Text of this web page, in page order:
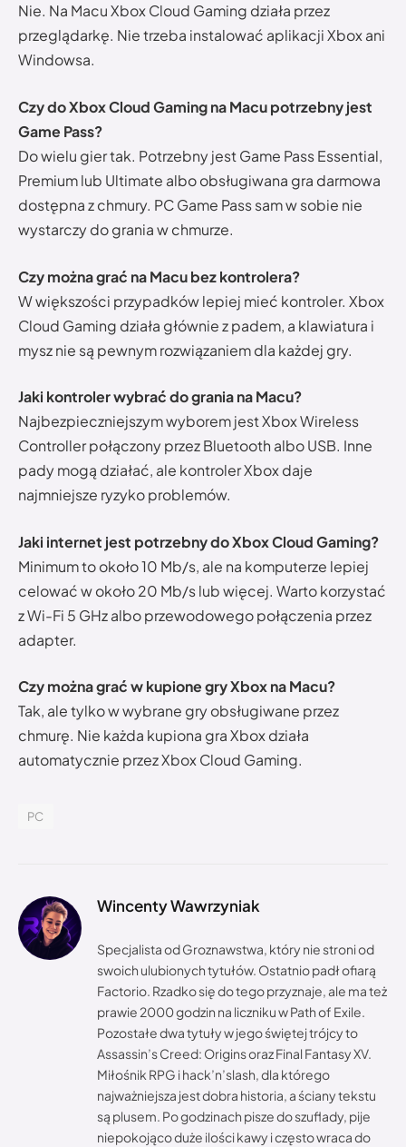
Nie. Na Macu Xbox Cloud Gaming działa przez
przeglądarkę. Nie trzeba instalować aplikacji Xbox ani
Windowsa.
Czy do Xbox Cloud Gaming na Macu potrzebny jest
Game Pass?
Do wielu gier tak. Potrzebny jest Game Pass Essential,
Premium lub Ultimate albo obsługiwana gra darmowa
dostępna z chmury. PC Game Pass sam w sobie nie
wystarczy do grania w chmurze.
Czy można grać na Macu bez kontrolera?
W większości przypadków lepiej mieć kontroler. Xbox
Cloud Gaming działa głównie z padem, a klawiatura i
mysz nie są pewnym rozwiązaniem dla każdej gry.
Jaki kontroler wybrać do grania na Macu?
Najbezpieczniejszym wyborem jest Xbox Wireless
Controller połączony przez Bluetooth albo USB. Inne
pady mogą działać, ale kontroler Xbox daje
najmniejsze ryzyko problemów.
Jaki internet jest potrzebny do Xbox Cloud Gaming?
Minimum to około 10 Mb/s, ale na komputerze lepiej
celować w około 20 Mb/s lub więcej. Warto korzystać
z Wi-Fi 5 GHz albo przewodowego połączenia przez
adapter.
Czy można grać w kupione gry Xbox na Macu?
Tak, ale tylko w wybrane gry obsługiwane przez
chmurę. Nie każda kupiona gra Xbox działa
automatycznie przez Xbox Cloud Gaming.
PC
Wincenty Wawrzyniak
Specjalista od Groznawstwa, który nie stroni od
swoich ulubionych tytułów. Ostatnio padł ofiarą
Factorio. Rzadko się do tego przyznaje, ale ma też
prawie 2000 godzin na liczniku w Path of Exile.
Pozostałe dwa tytuły w jego świętej trójcy to
Assassin’s Creed: Origins oraz Final Fantasy XV.
Miłośnik RPG i hack’n’slash, dla którego
najważniejsza jest dobra historia, a ściany tekstu
są plusem. Po godzinach pisze do szuflady, pije
niepokojąco duże ilości kawy i często wraca do